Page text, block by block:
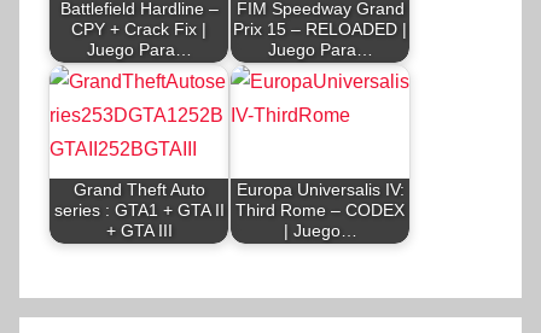
Battlefield Hardline –
CPY + Crack Fix |
Juego Para…
FIM Speedway Grand
Prix 15 – RELOADED |
Juego Para…
Grand Theft Auto
series : GTA1 + GTA II
+ GTA III
Europa Universalis IV:
Third Rome – CODEX
| Juego…